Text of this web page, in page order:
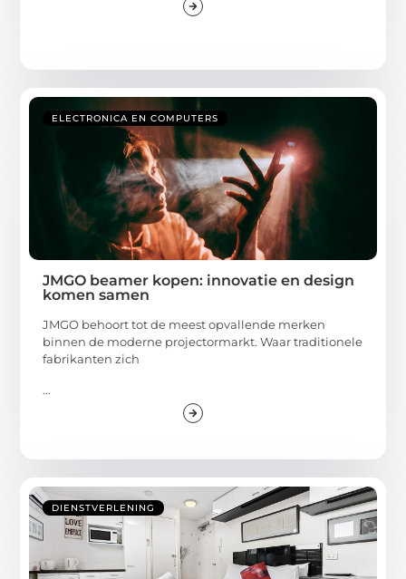
ELECTRONICA EN COMPUTERS
JMGO beamer kopen: innovatie en design
komen samen
JMGO behoort tot de meest opvallende merken
binnen de moderne projectormarkt. Waar traditionele
fabrikanten zich
...
DIENSTVERLENING